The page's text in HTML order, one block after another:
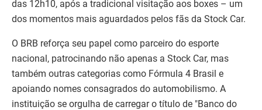
das 12h10, após a tradicional visitação aos boxes – um
dos momentos mais aguardados pelos fãs da Stock Car.
O BRB reforça seu papel como parceiro do esporte
nacional, patrocinando não apenas a Stock Car, mas
também outras categorias como Fórmula 4 Brasil e
apoiando nomes consagrados do automobilismo. A
instituição se orgulha de carregar o título de "Banco do